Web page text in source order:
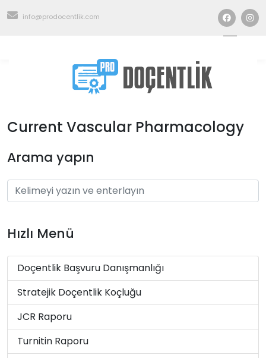
info@prodocentlik.com
Current Vascular Pharmacology
Arama yapın
Hızlı Menü
Doçentlik Başvuru Danışmanlığı
Stratejik Doçentlik Koçluğu
JCR Raporu
Turnitin Raporu